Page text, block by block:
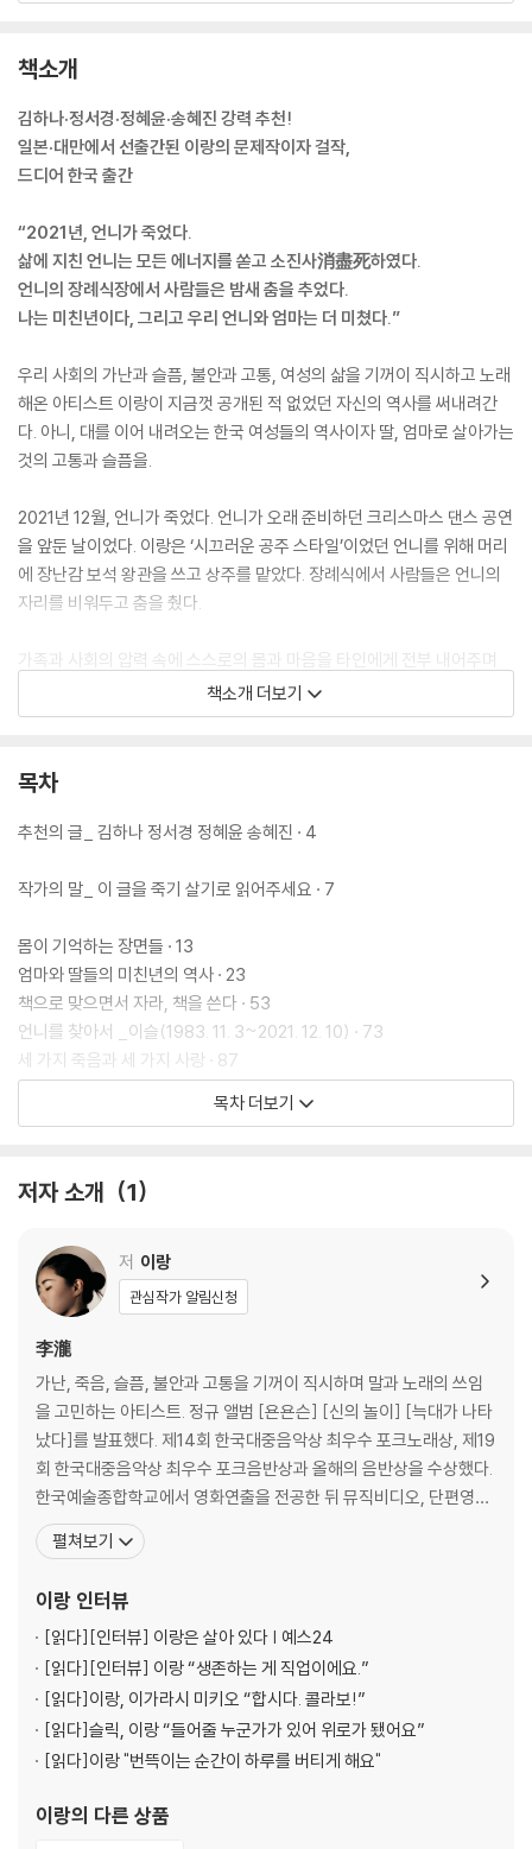
책소개
김하나·정서경·정혜윤·송혜진 강력 추천!
일본·대만에서 선출간된 이랑의 문제작이자 걸작,
드디어 한국 출간
“2021년, 언니가 죽었다.
삶에 지친 언니는 모든 에너지를 쏟고 소진사消盡死하였다.
언니의 장례식장에서 사람들은 밤새 춤을 추었다.
나는 미친년이다, 그리고 우리 언니와 엄마는 더 미쳤다.”
우리 사회의 가난과 슬픔, 불안과 고통, 여성의 삶을 기꺼이 직시하고 노래
해온 아티스트 이랑이 지금껏 공개된 적 없었던 자신의 역사를 써내려간
다. 아니, 대를 이어 내려오는 한국 여성들의 역사이자 딸, 엄마로 살아가는
것의 고통과 슬픔을.
2021년 12월, 언니가 죽었다. 언니가 오래 준비하던 크리스마스 댄스 공연
을 앞둔 날이었다. 이랑은 ‘시끄러운 공주 스타일’이었던 언니를 위해 머리
에 장난감 보석 왕관을 쓰고 상주를 맡았다. 장례식에서 사람들은 언니의
자리를 비워두고 춤을 췄다.
가족과 사회의 압력 속에 스스로의 몸과 마음을 타인에게 전부 내어주며
최선을 다해 사랑하다 기력이 다한 언니의 죽음을, 이랑은 자살이 아닌 ‘소
진사(消盡死)’라고 정의한다.
책소개 더보기
목차
추천의 글_ 김하나 정서경 정혜윤 송혜진 · 4
작가의 말_ 이 글을 죽기 살기로 읽어주세요 · 7
몸이 기억하는 장면들 · 13
엄마와 딸들의 미친년의 역사 · 23
책으로 맞으면서 자라, 책을 쓴다 · 53
언니를 찾아서 _이슬(1983. 11. 3~2021. 12. 10) · 73
세 가지 죽음과 세 가지 사랑 · 87
다이아몬드가 되어버린 언니 · 101
모든 삶이 드랙(DRAG) · 151
죽음을 사랑하기를 그만둘까 · 169
지금은 지금의 어리석음으로 · 183
너와 나의 하루 · 195
이 몸으로 살아 있는 것이 전부 · 201
뚜벅뚜벅, 1도 모르는 신기 속으로 · 207
이랑이 준이치에게 · 235
준이치가 이랑에게 · 241
확실하게 사랑해주어 고마워 · 245
목차 더보기
저자 소개 1
저 이랑
관심작가 알림신청
李瀧
가난, 죽음, 슬픔, 불안과 고통을 기꺼이 직시하며 말과 노래의 쓰임
을 고민하는 아티스트. 정규 앨범 [욘욘슨] [신의 놀이] [늑대가 나타
났다]를 발표했다. 제14회 한국대중음악상 최우수 포크노래상, 제19
회 한국대중음악상 최우수 포크음반상과 올해의 음반상을 수상했다.
한국예술종합학교에서 영화연출을 전공한 뒤 뮤직비디오, 단편영화,
웹드라마 감독으로도 일하고 있다. 지은 책으로 『내가 30代가 됐다』
『대체 뭐 하자는 인간이지 싶었다』 『오리 이름 정하기』 『좋아서 하는
본명이다. 2021년 언니 이슬
펼쳐보기
이랑 인터뷰
[읽다][인터뷰] 이랑은 살아 있다 | 예스24
[읽다][인터뷰] 이랑 “생존하는 게 직업이에요.”
[읽다]이랑, 이가라시 미키오 “합시다. 콜라보!”
[읽다]슬릭, 이랑 “들어줄 누군가가 있어 위로가 됐어요”
[읽다]이랑 "번뜩이는 순간이 하루를 버티게 해요"
이랑의 다른 상품